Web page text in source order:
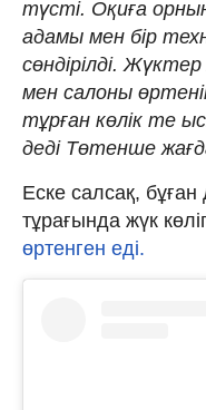
түсті. Оқиға
адамы мен бір
сөндірілді.
мен салоны
тұрған көлік те
деді Төтенше
Еске салсақ,
тұрағында жүк
өртенген еді.